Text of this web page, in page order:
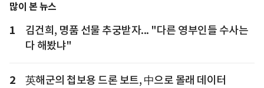
많이 본 뉴스
1
김건희, 명품 선물 추궁받자... "다른 영부인들 수사는
다 해봤냐"
2
英해군의 첩보용 드론 보트, 中으로 몰래 데이터